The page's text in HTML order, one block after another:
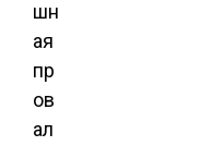
шн
ая
пр
ов
ал